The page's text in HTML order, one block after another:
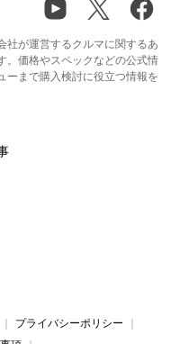
社が運営するクルマに関するあ
。価格やスペックなどの公式情
ーまで購入検討に役立つ情報を
プライバシーポリシー